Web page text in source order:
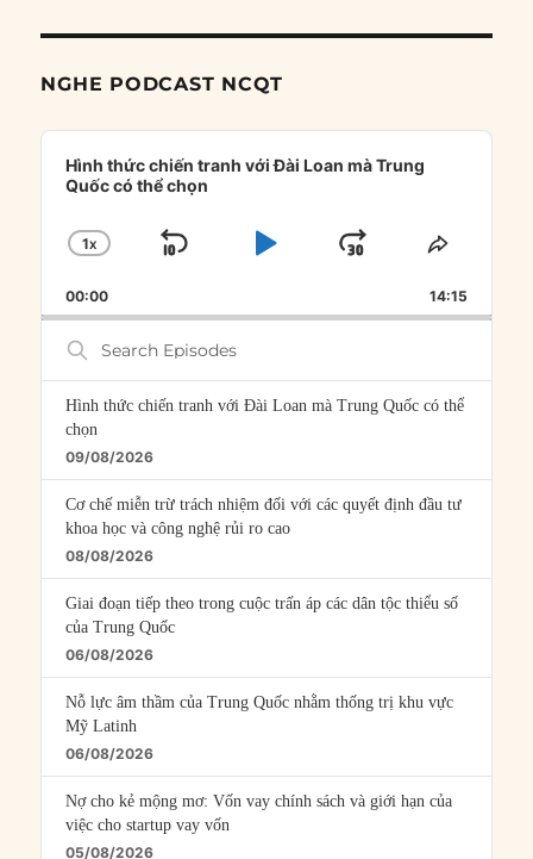
NGHE PODCAST NCQT
Audio
Player
Hình thức chiến tranh với Đài Loan mà Trung
Quốc có thể chọn
CHANGE
RATE
1X
SKIP
PLAYJUMP
FORWARD
SHARE
00:00 14:15
Search
Episodes
Hình thức chiến tranh với Đài Loan mà Trung Quốc có thể
chọn
09/08/2026
Cơ chế miễn trừ trách nhiệm đối với các quyết định đầu tư
khoa học và công nghệ rủi ro cao
08/08/2026
Giai đoạn tiếp theo trong cuộc trấn áp các dân tộc thiểu số
của Trung Quốc
06/08/2026
Nỗ lực âm thầm của Trung Quốc nhằm thống trị khu vực
Mỹ Latinh
06/08/2026
Nợ cho kẻ mộng mơ: Vốn vay chính sách và giới hạn của
việc cho startup vay vốn
05/08/2026